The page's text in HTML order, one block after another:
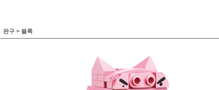
완구 > 블록